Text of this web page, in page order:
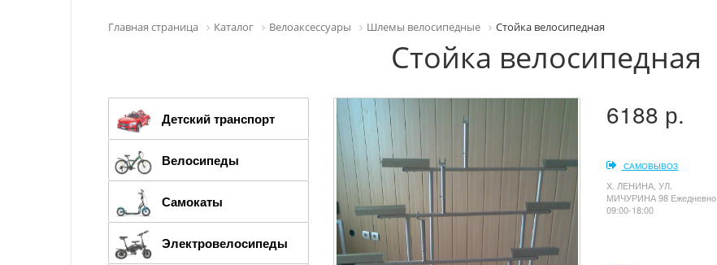
Главная страница Каталог Велоаксессуары Шлемы велосипедные Стойка велосипедная
Стойка велосипедная
6188 р.
САМОВЫВОЗ
Х. ЛЕНИНА, УЛ.
МИЧУРИНА 98 Ежедневно
09:00-18:00
Детский транспорт
Велосипеды
Самокаты
Электровелосипеды